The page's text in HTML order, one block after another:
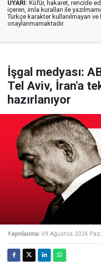
UYARI: Küfür, hakaret, rencide
içeren, imla kuralları ile
Türkçe karakter kullanılmayan
onaylanmamaktadır.
İşgal medyası:
Tel Aviv, İran'a
hazırlanıyor
Yayınlanma: 09 Ağustos 2026